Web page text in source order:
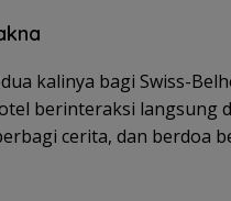
kalinya bagi Swiss-
berinteraksi langsung
cerita, dan berdoa